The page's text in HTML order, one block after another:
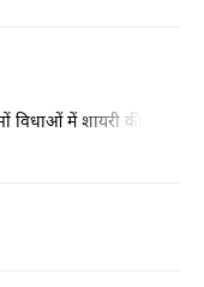
विधाओं में शायरी की; बच्चों